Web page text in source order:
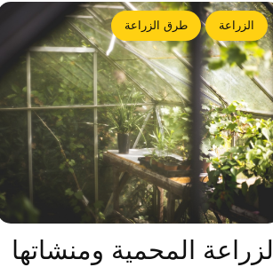
الزراعة طرق الزراعة
الزراعة المحمية ومنشاتها